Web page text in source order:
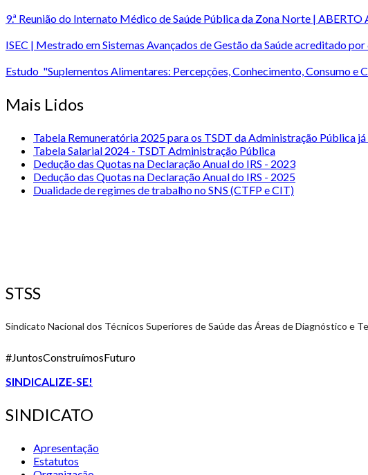
9.ª Reunião do Internato Médico de Saúde Pública da Zona Norte | ABERTO
ISEC | Mestrado em Sistemas Avançados de Gestão da Saúde acreditado por
Estudo "Suplementos Alimentares: Percepções, Conhecimento, Consumo e
Mais Lidos
Tabela Remuneratória 2025 para os TSDT da Administração Pública
Tabela Salarial 2024 - TSDT Administração Pública
Dedução das Quotas na Declaração Anual do IRS - 2023
Dedução das Quotas na Declaração Anual do IRS - 2025
Dualidade de regimes de trabalho no SNS (CTFP e CIT)
STSS
Sindicato Nacional dos Técnicos Superiores de Saúde das Áreas de Diagnóstico e
#JuntosConstruímosFuturo
SINDICALIZE-SE!
SINDICATO
Apresentação
Estatutos